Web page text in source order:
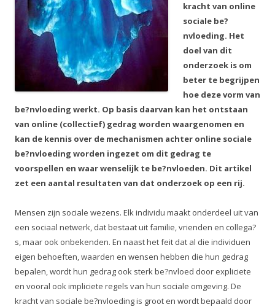
kracht van online
sociale be?
nvloeding. Het
doel van dit
onderzoek is om
beter te begrijpen
hoe deze vorm van
be?nvloeding werkt. Op basis daarvan kan het ontstaan
van online (collectief) gedrag worden waargenomen en
kan de kennis over de mechanismen achter online sociale
be?nvloeding worden ingezet om dit gedrag te
voorspellen en waar wenselijk te be?nvloeden. Dit artikel
zet een aantal resultaten van dat onderzoek op een rij.
Mensen zijn sociale wezens. Elk individu maakt onderdeel uit van
een sociaal netwerk, dat bestaat uit familie, vrienden en collega?
s, maar ook onbekenden. En naast het feit dat al die individuen
eigen behoeften, waarden en wensen hebben die hun gedrag
bepalen, wordt hun gedrag ook sterk be?nvloed door expliciete
en vooral ook impliciete regels van hun sociale omgeving. De
kracht van sociale be?nvloeding is groot en wordt bepaald door